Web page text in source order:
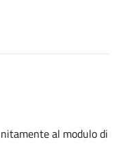
al modulo di